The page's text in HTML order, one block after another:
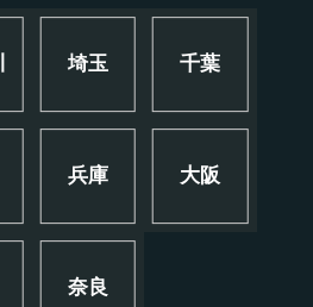
埼玉 千葉
兵庫 大阪
奈良